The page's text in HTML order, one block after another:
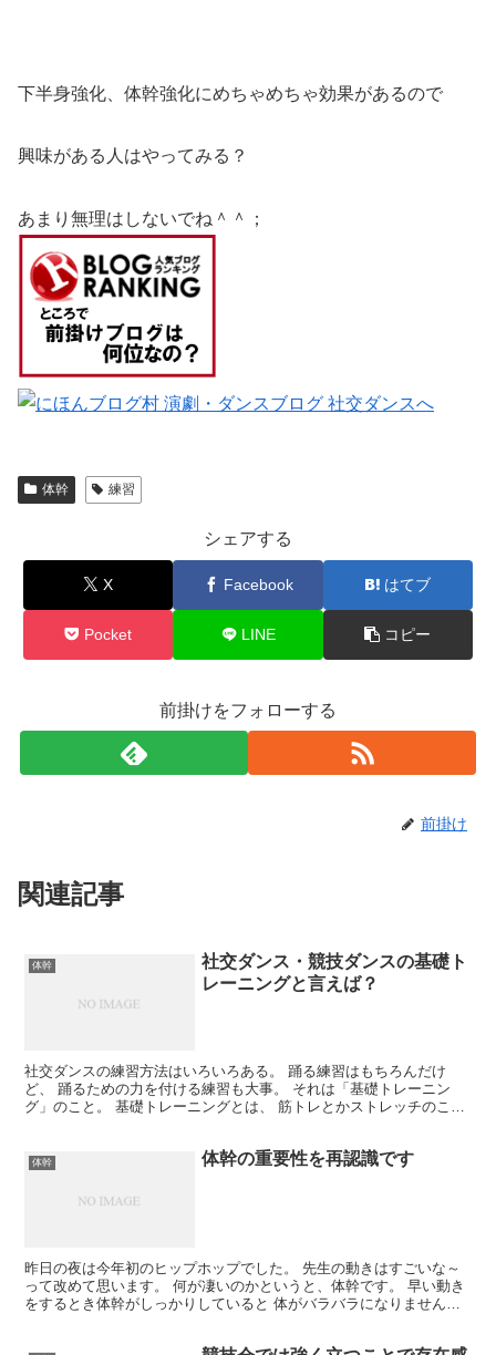
下半身強化、体幹強化にめちゃめちゃ効果があるので
興味がある人はやってみる？
あまり無理はしないでね＾＾；
体幹 練習
シェアする
X Facebook はてブ
Pocket LINE コピー
前掛けをフォローする
前掛け
関連記事
体幹
社交ダンス・競技ダンスの基礎ト
レーニングと言えば？
社交ダンスの練習方法はいろいろある。 踊る練習はもちろんだけ
ど、 踊るための力を付ける練習も大事。 それは「基礎トレーニン
グ」のこと。 基礎トレーニングとは、 筋トレとかストレッチのこと
体幹 体幹の重要性を再認識です
昨日の夜は今年初のヒップホップでした。 先生の動きはすごいな～
って改めて思います。 何が凄いのかというと、体幹です。 早い動き
をするとき体幹がしっかりしていると 体がバラバラになりません。